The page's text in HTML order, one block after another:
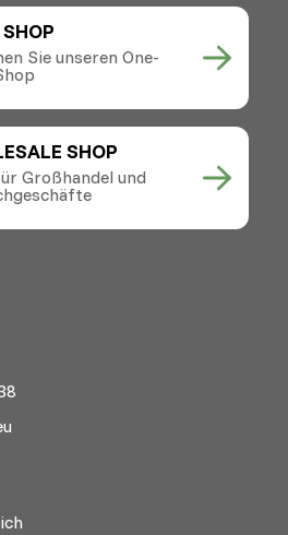
Sie unseren One-
SHOP
Großhandel und